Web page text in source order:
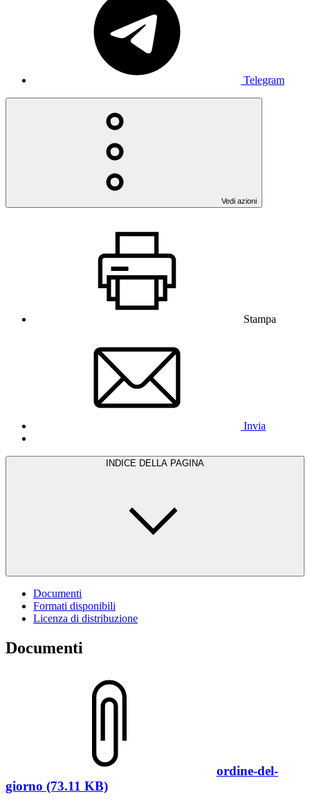
Telegram
Vedi azioni
Stampa
Invia
INDICE DELLA PAGINA
Documenti
Formati disponibili
Licenza di distribuzione
Documenti
ordine-del-
giorno (73.11 KB)